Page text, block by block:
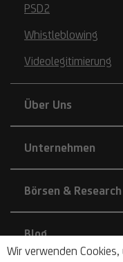
Wir verwenden
PSD2
Whistleblowing
Videolegitimierung
Über Uns
Unternehmen
Börsen & Research
Blog